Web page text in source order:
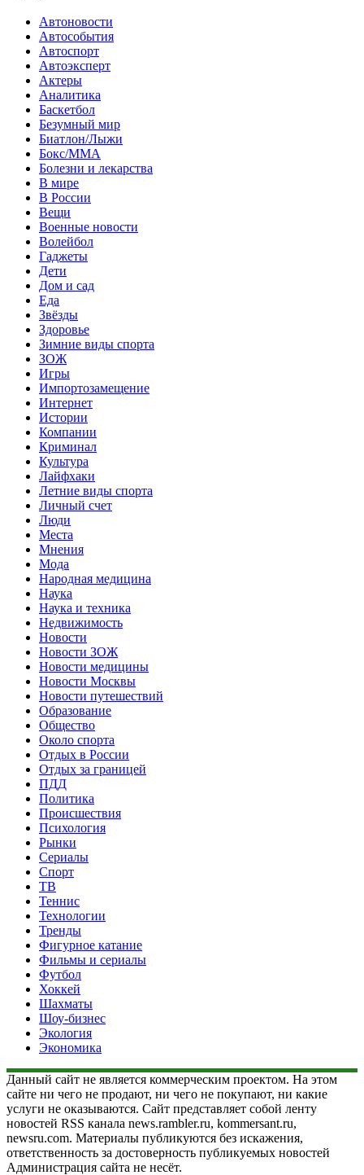
Автоновости
Автособытия
Автоспорт
Автоэксперт
Актеры
Аналитика
Баскетбол
Безумный мир
Биатлон/Лыжи
Бокс/MMA
Болезни и лекарства
В мире
В России
Вещи
Военные новости
Волейбол
Гаджеты
Дети
Дом и сад
Еда
Звёзды
Здоровье
Зимние виды спорта
ЗОЖ
Игры
Импортозамещение
Интернет
Истории
Компании
Криминал
Культура
Лайфхаки
Летние виды спорта
Личный счет
Люди
Места
Мнения
Мода
Народная медицина
Наука
Наука и техника
Недвижимость
Новости
Новости ЗОЖ
Новости медицины
Новости Москвы
Новости путешествий
Образование
Общество
Около спорта
Отдых в России
Отдых за границей
ПДД
Политика
Происшествия
Психология
Рынки
Сериалы
Спорт
ТВ
Теннис
Технологии
Тренды
Фигурное катание
Фильмы и сериалы
Футбол
Хоккей
Шахматы
Шоу-бизнес
Экология
Экономика
Данный сайт не является коммерческим проектом. На этом
сайте ни чего не продают, ни чего не покупают, ни какие
услуги не оказываются. Сайт представляет собой ленту
новостей RSS канала news.rambler.ru, kommersant.ru,
newsru.com. Материалы публикуются без искажения,
ответственность за достоверность публикуемых новостей
Администрация сайта не несёт.